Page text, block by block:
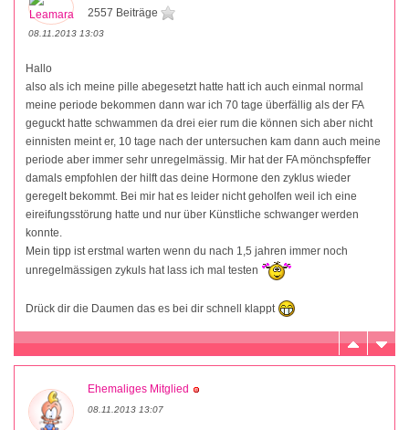
2557 Beiträge
08.11.2013 13:03
Hallo
also als ich meine pille abegesetzt hatte hatt ich auch einmal normal
meine periode bekommen dann war ich 70 tage überfällig als der FA
geguckt hatte schwammen da drei eier rum die können sich aber nicht
einnisten meint er, 10 tage nach der untersuchen kam dann auch meine
periode aber immer sehr unregelmässig. Mir hat der FA mönchspfeffer
damals empfohlen der hilft das deine Hormone den zyklus wieder
geregelt bekommt. Bei mir hat es leider nicht geholfen weil ich eine
eireifungsstörung hatte und nur über Künstliche schwanger werden
konnte.
Mein tipp ist erstmal warten wenn du nach 1,5 jahren immer noch
unregelmässigen zykuls hat lass ich mal testen
Drück dir die Daumen das es bei dir schnell klappt
Ehemaliges Mitglied
08.11.2013 13:07